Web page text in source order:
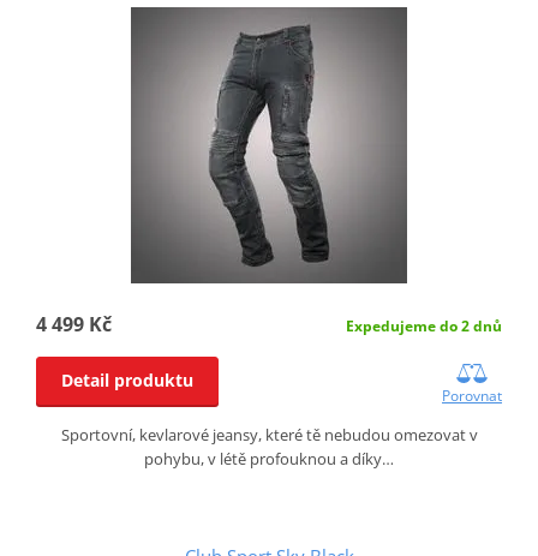
4 499 Kč Expedujeme do 2 dnů
Detail produktu
Porovnat
Sportovní, kevlarové jeansy, které tě nebudou omezovat v
pohybu, v létě profouknou a díky…